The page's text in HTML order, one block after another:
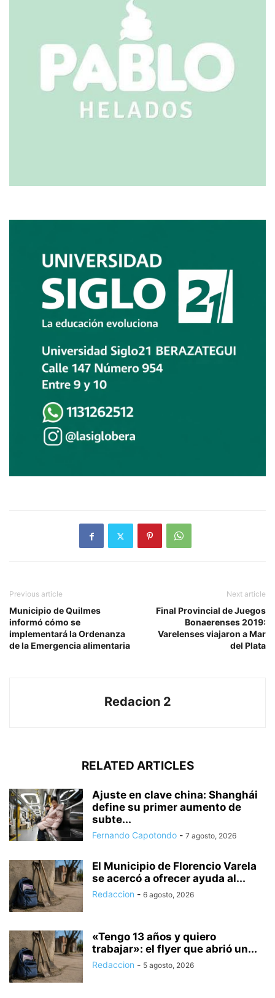
Previous article
Municipio de Quilmes
informó cómo se
implementará la Ordenanza
de la Emergencia alimentaria
Next article
Final Provincial de Juegos
Bonaerenses 2019:
Varelenses viajaron a Mar
del Plata
Redacion 2
RELATED ARTICLES
Ajuste en clave china: Shanghái
define su primer aumento de
subte...
Fernando Capotondo - 7 agosto, 2026
El Municipio de Florencio Varela
se acercó a ofrecer ayuda al...
Redaccion - 6 agosto, 2026
«Tengo 13 años y quiero
trabajar»: el flyer que abrió un...
Redaccion - 5 agosto, 2026